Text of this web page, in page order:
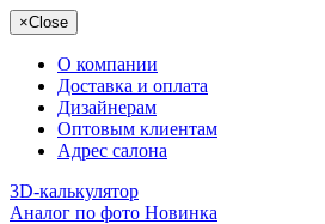
×Close
О компании
Доставка и оплата
Дизайнерам
Оптовым клиентам
Адрес салона
3D-калькулятор
Аналог по фото Новинка